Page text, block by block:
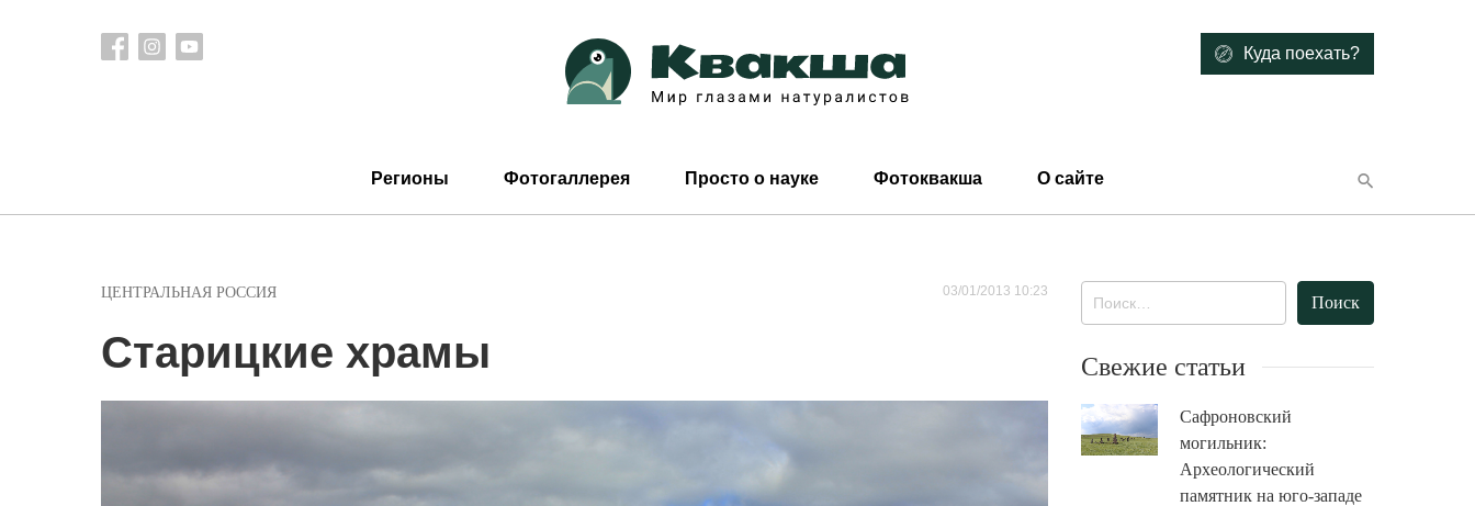
Куда поехать?
Регионы Фотогаллерея Просто о науке Фотоквакша О сайте
ЦЕНТРАЛЬНАЯ РОССИЯ 03/01/2013 10:23
Старицкие храмы Свежие статьи
Сафроновский
могильник:
Археологический
памятник на юго-западе